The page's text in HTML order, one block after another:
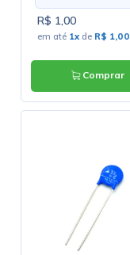
R$ 1,00
em até 1x de R$ 1,00
Comprar